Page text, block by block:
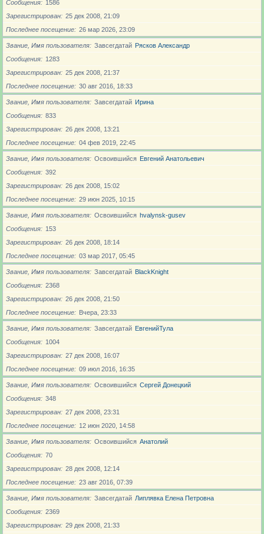
Сообщения
1586
Зарегистрирован
25 дек 2008, 21:09
Последнее посещение
26 мар 2026, 23:09
Звание, Имя пользователя Завсегдатай Рясков Александр
Сообщения
1283
Зарегистрирован
25 дек 2008, 21:37
Последнее посещение
30 авг 2016, 18:33
Звание, Имя пользователя Завсегдатай Ирина
Сообщения
833
Зарегистрирован
26 дек 2008, 13:21
Последнее посещение
04 фев 2019, 22:45
Звание, Имя пользователя Освоившийся Евгений Анатольевич
Сообщения
392
Зарегистрирован
26 дек 2008, 15:02
Последнее посещение
29 июн 2025, 10:15
Звание, Имя пользователя Освоившийся hvalynsk-gusev
Сообщения
153
Зарегистрирован
26 дек 2008, 18:14
Последнее посещение
03 мар 2017, 05:45
Звание, Имя пользователя Завсегдатай BlackKnight
Сообщения
2368
Зарегистрирован
26 дек 2008, 21:50
Последнее посещение
Вчера, 23:33
Звание, Имя пользователя Завсегдатай ЕвгенийТула
Сообщения
1004
Зарегистрирован
27 дек 2008, 16:07
Последнее посещение
09 июл 2016, 16:35
Звание, Имя пользователя Освоившийся Сергей Донецкий
Сообщения
348
Зарегистрирован
27 дек 2008, 23:31
Последнее посещение
12 июн 2020, 14:58
Звание, Имя пользователя Освоившийся Анатолий
Сообщения
70
Зарегистрирован
28 дек 2008, 12:14
Последнее посещение
23 авг 2016, 07:39
Звание, Имя пользователя Завсегдатай Липлявка Елена Петровна
Сообщения
2369
Зарегистрирован
29 дек 2008, 21:33